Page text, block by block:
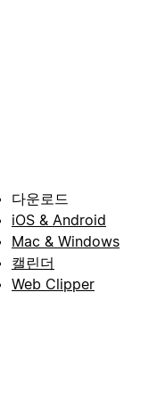
다운로드
iOS & Android
Mac & Windows
캘린더
Web Clipper